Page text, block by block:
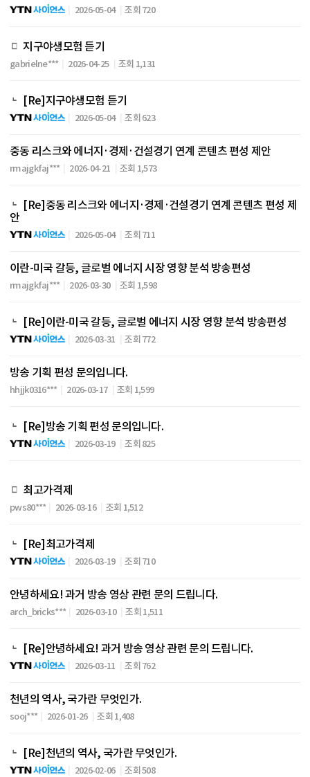
2026-05-04 조회 720
지구야생모험 듣기
gabrielne*** 2026-04-25 조회 1,131
[Re]지구야생모험 듣기
2026-05-04 조회 623
중동 리스크와 에너지·경제·건설경기 연계 콘텐츠 편성 제안
rmajgkfaj*** 2026-04-21 조회 1,573
[Re]중동 리스크와 에너지·경제·건설경기 연계 콘텐츠 편성 제
안
2026-05-04 조회 711
이란-미국 갈등, 글로벌 에너지 시장 영향 분석 방송편성
rmajgkfaj*** 2026-03-30 조회 1,598
[Re]이란-미국 갈등, 글로벌 에너지 시장 영향 분석 방송편성
2026-03-31 조회 772
방송 기획 편성 문의입니다.
hhjjk0316*** 2026-03-17 조회 1,599
[Re]방송 기획 편성 문의입니다.
2026-03-19 조회 825
최고가격제
pws80*** 2026-03-16 조회 1,512
[Re]최고가격제
2026-03-19 조회 710
안녕하세요! 과거 방송 영상 관련 문의 드립니다.
arch_bricks*** 2026-03-10 조회 1,511
[Re]안녕하세요! 과거 방송 영상 관련 문의 드립니다.
2026-03-11 조회 762
천년의 역사, 국가란 무엇인가.
sooj*** 2026-01-26 조회 1,408
[Re]천년의 역사, 국가란 무엇인가.
2026-02-06 조회 508